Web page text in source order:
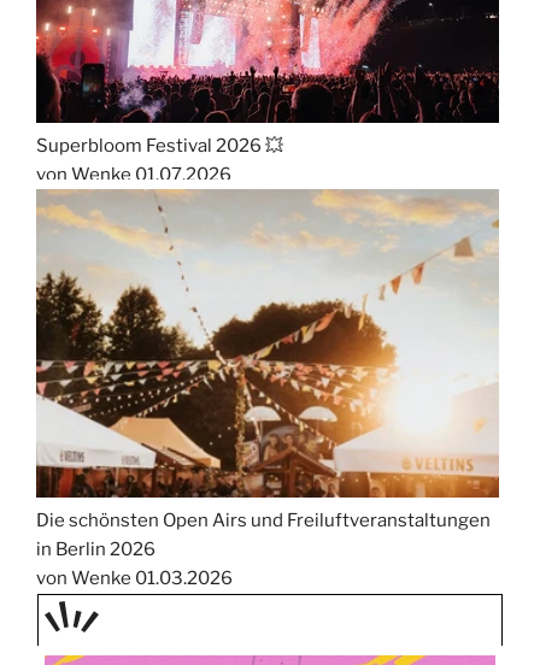
Superbloom Festival 2026 💥
von Wenke 01.07.2026
Die schönsten Open Airs und Freiluftveranstaltungen
in Berlin 2026
von Wenke 01.03.2026
TAGE